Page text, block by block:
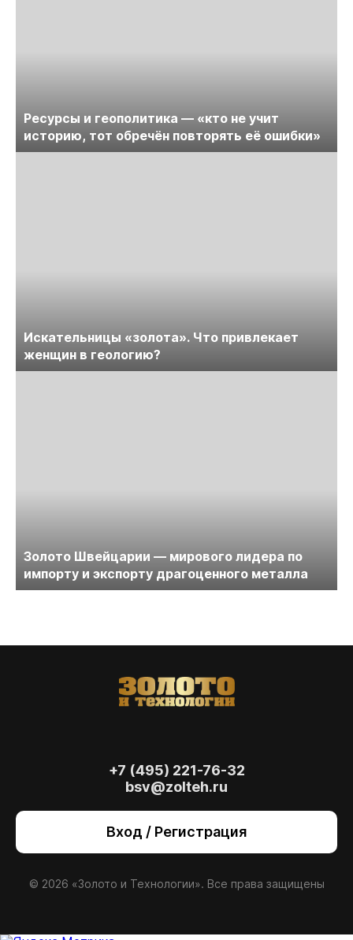
Ресурсы и геополитика — «кто не учит
историю, тот обречён повторять её ошибки»
Искательницы «золота». Что привлекает
женщин в геологию?
Золото Швейцарии — мирового лидера по
импорту и экспорту драгоценного металла
+7 (495) 221-76-32
bsv@zolteh.ru
Вход / Регистрация
© 2026 «Золото и Технологии». Все права защищены
также для анализа сайта и улучшения
сайт, вы даете согласиена использование